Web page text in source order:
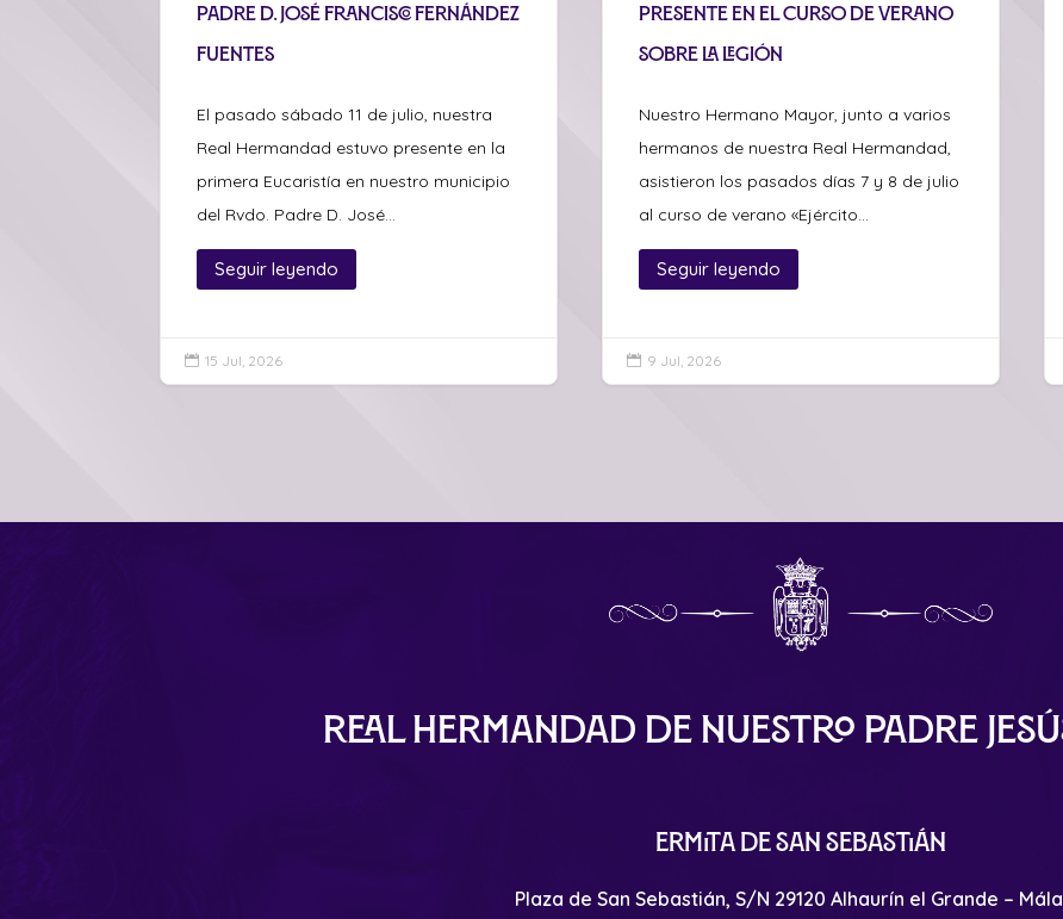
Padre D. José Francisco Fernández
Fuentes
El pasado sábado 11 de julio, nuestra
Real Hermandad estuvo presente en la
primera Eucaristía en nuestro municipio
del Rvdo. Padre D. José...
Seguir leyendo
 15 Jul, 2026
presente en el curso de verano
sobre La Legión
Nuestro Hermano Mayor, junto a varios
hermanos de nuestra Real Hermandad,
asistieron los pasados días 7 y 8 de julio
al curso de verano «Ejército...
Seguir leyendo
 9 Jul, 2026
Real Hermandad de Nuestro Padre
Ermita de San Sebastián
Plaza de San Sebastián, S/N 29120 Alhaurín el Grande –